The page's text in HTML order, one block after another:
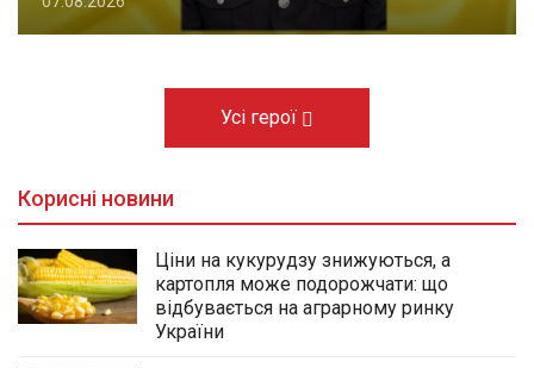
Усі герої
Корисні новини
Ціни на кукурудзу знижуються, а
картопля може подорожчати: що
відбувається на аграрному ринку
України